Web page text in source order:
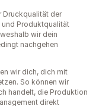
Druckqualität der
und Produktqualität
wir dein
nachgehen
wir dich, dich mit
So können wir
handelt, die Produktion
direkt